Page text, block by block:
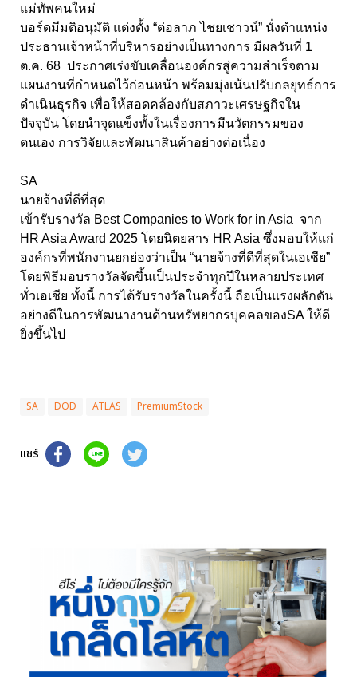
แม่ทัพคนใหม่
บอร์ดมีมติอนุมัติ แต่งตั้ง “ต่อลาภ ไชยเชาวน์” นั่งตำแหน่ง
ประธานเจ้าหน้าที่บริหารอย่างเป็นทางการ มีผลวันที่ 1
ต.ค. 68 ประกาศเร่งขับเคลื่อนองค์กรสู่ความสำเร็จตาม
แผนงานที่กำหนดไว้ก่อนหน้า พร้อมมุ่งเน้นปรับกลยุทธ์การ
ดำเนินธุรกิจ เพื่อให้สอดคล้องกับสภาวะเศรษฐกิจใน
ปัจจุบัน โดยนำจุดแข็งทั้งในเรื่องการมีนวัตกรรมของ
ตนเอง การวิจัยและพัฒนาสินค้าอย่างต่อเนื่อง
SA
นายจ้างที่ดีที่สุด
เข้ารับรางวัล Best Companies to Work for in Asia จาก
HR Asia Award 2025 โดยนิตยสาร HR Asia ซึ่งมอบให้แก่
องค์กรที่พนักงานยกย่องว่าเป็น “นายจ้างที่ดีที่สุดในเอเชีย”
โดยพิธีมอบรางวัลจัดขึ้นเป็นประจำทุกปีในหลายประเทศ
ทั่วเอเชีย ทั้งนี้ การได้รับรางวัลในครั้งนี้ ถือเป็นแรงผลักดัน
อย่างดีในการพัฒนางานด้านทรัพยากรบุคคลของSA ให้ดี
ยิ่งขึ้นไป
SA DOD ATLAS PremiumStock
แชร์